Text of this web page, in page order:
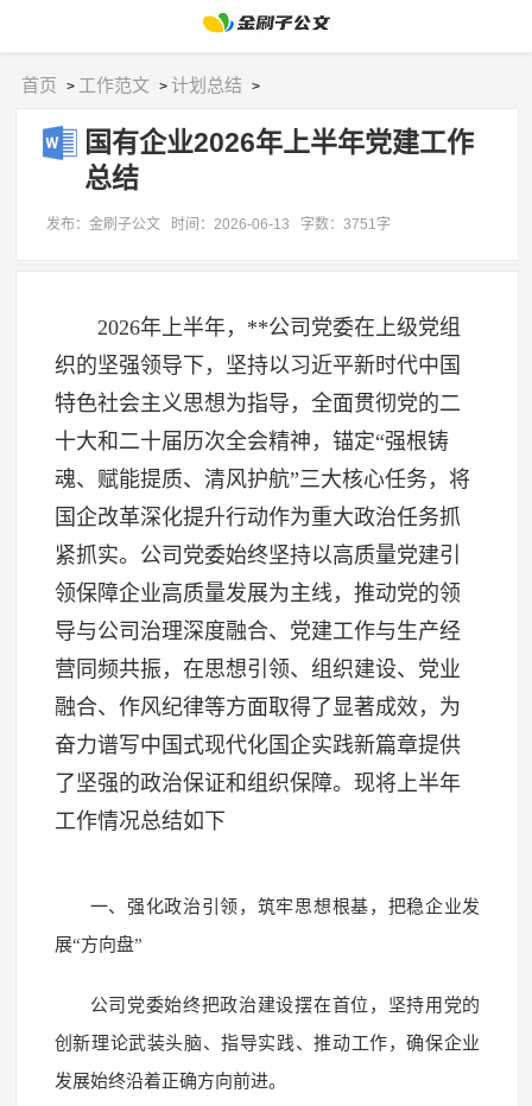
首页 > 工作范文 >计划总结 >
国有企业2026年上半年党建工作
总结
发布：金刷子公文 时间：2026-06-13 字数：3751字
2026年上半年，**公司党委在上级党组
织的坚强领导下，坚持以习近平新时代中国
特色社会主义思想为指导，全面贯彻党的二
十大和二十届历次全会精神，锚定“强根铸
魂、赋能提质、清风护航”三大核心任务，将
国企改革深化提升行动作为重大政治任务抓
紧抓实。公司党委始终坚持以高质量党建引
领保障企业高质量发展为主线，推动党的领
导与公司治理深度融合、党建工作与生产经
营同频共振，在思想引领、组织建设、党业
融合、作风纪律等方面取得了显著成效，为
奋力谱写中国式现代化国企实践新篇章提供
了坚强的政治保证和组织保障。现将上半年
工作情况总结如下
一、强化政治引领，筑牢思想根基，把稳企业发
展“方向盘”
公司党委始终把政治建设摆在首位，坚持用党的
创新理论武装头脑、指导实践、推动工作，确保企业
发展始终沿着正确方向前进。